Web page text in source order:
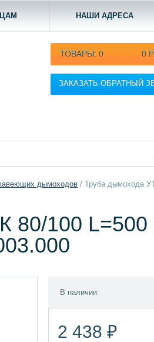
НАШИ АДРЕСА
ТОВАРЫ: 0 0 Р.
ЗАКАЗАТЬ ОБРАТНЫЙ
дымоходов / Труба дымохода
100 L=500
В наличии
2 438 ₽